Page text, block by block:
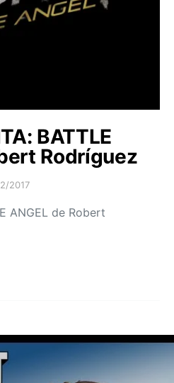
BATTLE
Rodríguez
2017
ANGEL de Robert